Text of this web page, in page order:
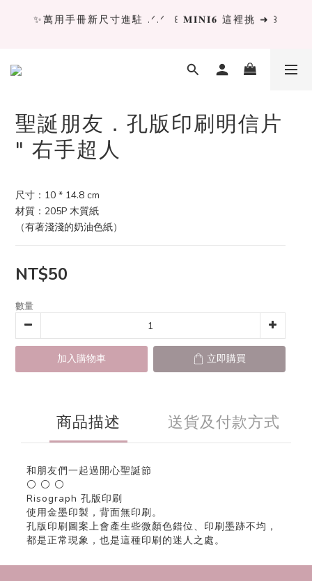
✨萬用手冊新尺寸進駐 .ᐟ.ᐟ  ꒰ 𝐌𝐈𝐍𝐈𝟔 這裡挑 ➜ ꒱
✨萬用手冊新尺寸進駐 .ᐟ.ᐟ  ꒰ 𝐌𝐈𝐍𝐈𝟔 這裡挑 ➜ ꒱
[ 𝙇𝙖 𝘿𝙤𝙡𝙘𝙚 𝙑𝙞𝙩𝙖 ] 甜蜜慢旅 系列 𝙉𝙀𝙒 𝙄𝙉 →
割墊
✨萬用手冊新尺寸進駐 .ᐟ.ᐟ  ꒰ 𝐌𝐈𝐍𝐈𝟔 這裡挑 ➜ ꒱
聖誕朋友．孔版印刷明信片
" 右手超人
尺寸：10 * 14.8 cm
材質：205P 木質紙
（有著淺淺的奶油色紙）
NT$50
數量
加入購物車 立即購買
商品描述 送貨及付款方式
和朋友們一起過開心聖誕節
⚪ ⚪ ⚪
Risograph 孔版印刷
使用金墨印製，背面無印刷。
孔版印刷圖案上會產生些微顏色錯位、印刷墨跡不均，
都是正常現象，也是這種印刷的迷人之處。